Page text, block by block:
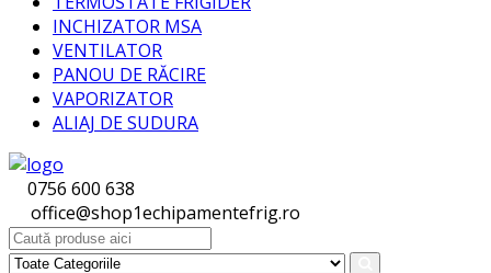
INCHIZATOR MSA
VENTILATOR
PANOU DE RĂCIRE
VAPORIZATOR
ALIAJ DE SUDURA
0756 600 638
office@shop1echipamentefrig.ro
Search
for: